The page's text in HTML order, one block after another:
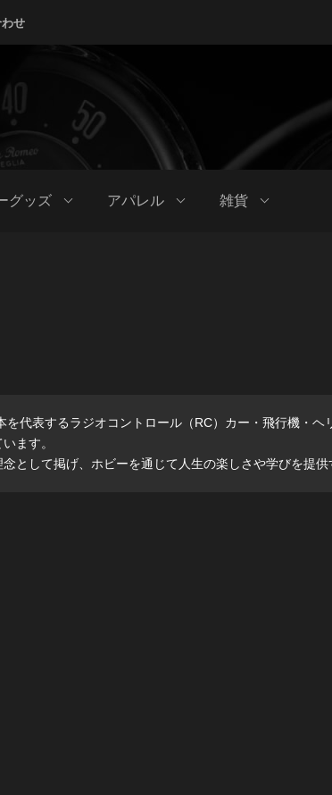
せ
グッズ アパレル 雑貨
代表するラジオコントロール（RC）カー・飛行機・
ます。
として掲げ、ホビーを通じて人生の楽しさや学びを提供